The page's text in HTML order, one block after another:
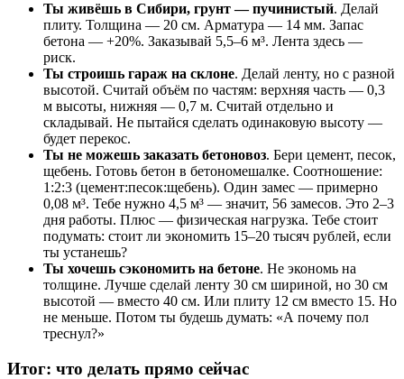
Ты живёшь в Сибири, грунт — пучинистый. Делай
плиту. Толщина — 20 см. Арматура — 14 мм. Запас
бетона — +20%. Заказывай 5,5–6 м³. Лента здесь —
риск.
Ты строишь гараж на склоне. Делай ленту, но с разной
высотой. Считай объём по частям: верхняя часть — 0,3
м высоты, нижняя — 0,7 м. Считай отдельно и
складывай. Не пытайся сделать одинаковую высоту —
будет перекос.
Ты не можешь заказать бетоновоз. Бери цемент, песок,
щебень. Готовь бетон в бетономешалке. Соотношение:
1:2:3 (цемент:песок:щебень). Один замес — примерно
0,08 м³. Тебе нужно 4,5 м³ — значит, 56 замесов. Это 2–3
дня работы. Плюс — физическая нагрузка. Тебе стоит
подумать: стоит ли экономить 15–20 тысяч рублей, если
ты устанешь?
Ты хочешь сэкономить на бетоне. Не экономь на
толщине. Лучше сделай ленту 30 см шириной, но 30 см
высотой — вместо 40 см. Или плиту 12 см вместо 15. Но
не меньше. Потом ты будешь думать: «А почему пол
треснул?»
Итог: что делать прямо сейчас